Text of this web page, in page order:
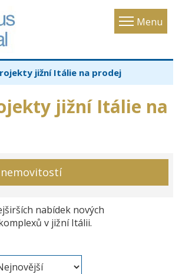
Menu
Toggle
jižní Itálie na prodej
jižní Itálie na
nabídek nových
v jižní Itálii.